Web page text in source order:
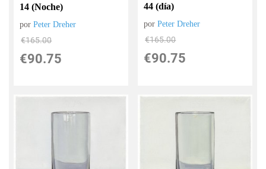
14 (Noche)
porPeter Dreher
€165.00
€90.75
44 (día)
porPeter Dreher
€165.00
€90.75